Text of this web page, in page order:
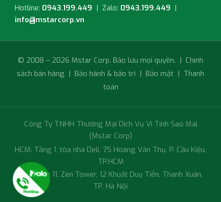
Công Ty TNHH Thương Mại Dịch Vụ Vi Tính Sao Mai
TP.HCM
HN: Tầng 11, Zen Tower, 12 Khuất Duy Tiến, Thanh Xuân,
TP. Hà Nội